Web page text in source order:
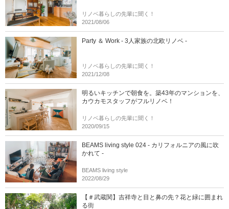
リノベ暮らしの先輩に聞く！
2021/08/06
Party ＆ Work - 3人家族の北欧リノベ -
リノベ暮らしの先輩に聞く！
2021/12/08
明るいキッチンで朝食を。築43年のマンションを、
カウカモスタッフがフルリノベ！
リノベ暮らしの先輩に聞く！
2020/09/15
BEAMS living style 024 - カリフォルニアの風に吹
かれて -
BEAMS living style
2022/08/29
【＃武蔵関】吉祥寺と目と鼻の先？花と緑に囲まれ
る街